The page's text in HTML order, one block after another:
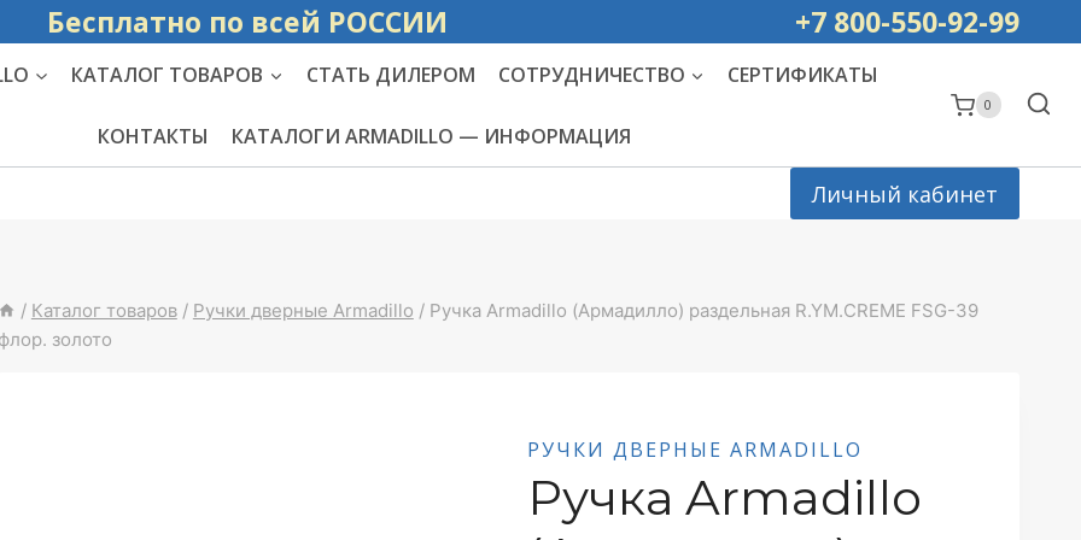
Бесплатно по всей РОССИИ +7 800-550-92-99
КАТАЛОГ ТОВАРОВ СТАТЬ ДИЛЕРОМ СОТРУДНИЧЕСТВО СЕРТИФИКАТЫ
КОНТАКТЫ КАТАЛОГИ ARMADILLO — ИНФОРМАЦИЯ
0
Личный кабинет
/ Каталог товаров / Ручки дверные Armadillo / Ручка Armadillo (Армадилло) раздельная R.YM.CREME FSG-39
флор. золото
РУЧКИ ДВЕРНЫЕ ARMADILLO
Ручка Armadillo